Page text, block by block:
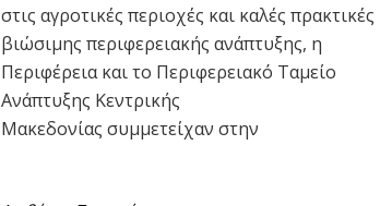
στις αγροτικές περιοχές και καλές πρακτικές
βιώσιμης περιφερειακής ανάπτυξης, η
Περιφέρεια και το Περιφερειακό Ταμείο
Ανάπτυξης Κεντρικής
Μακεδονίας συμμετείχαν στην